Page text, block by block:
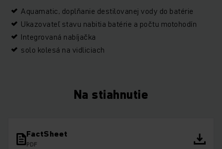
Aquamatic, doplňanie destilovanej vody do batérie
Ukazovateľ stavu nabitia batérie a počtu motohodín
Integrovaná nabíjačka
solo kolesá na vidliciach
Na stiahnutie
FactSheet
PDF